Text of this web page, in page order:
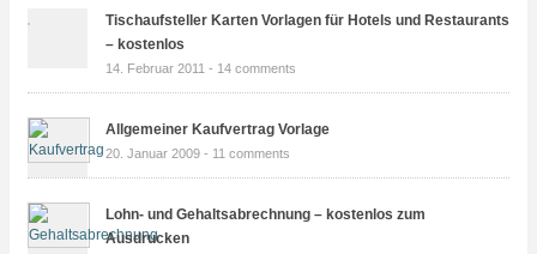
Tischaufsteller Karten Vorlagen für Hotels und Restaurants
– kostenlos
14. Februar 2011 - 14 comments
Allgemeiner Kaufvertrag Vorlage
20. Januar 2009 - 11 comments
Lohn- und Gehaltsabrechnung – kostenlos zum
Ausdrucken